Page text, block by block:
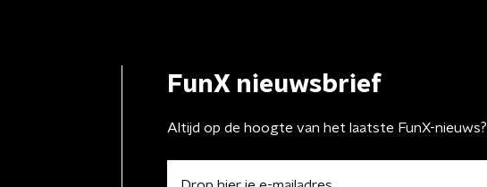
FunX nieuwsbrief
Altijd op de hoogte van het laatste FunX-nieuws?